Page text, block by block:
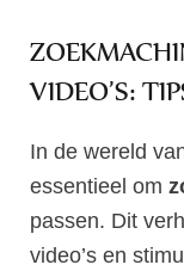
VIDEO’S:
In de wereld
essentieel om
passen. Dit
video’s en